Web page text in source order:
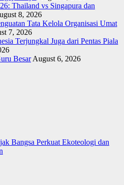
Thailand vs Singapura dan
8, 2026
Tata Kelola Organisasi Umat
7, 2026
Terjungkal Juga dari Pentas Piala
Besar August 6, 2026
Bangsa Perkuat Ekoteologi dan